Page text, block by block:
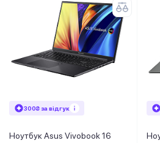
300₴ за відгук
Ноутбук Asus Vivobook 16